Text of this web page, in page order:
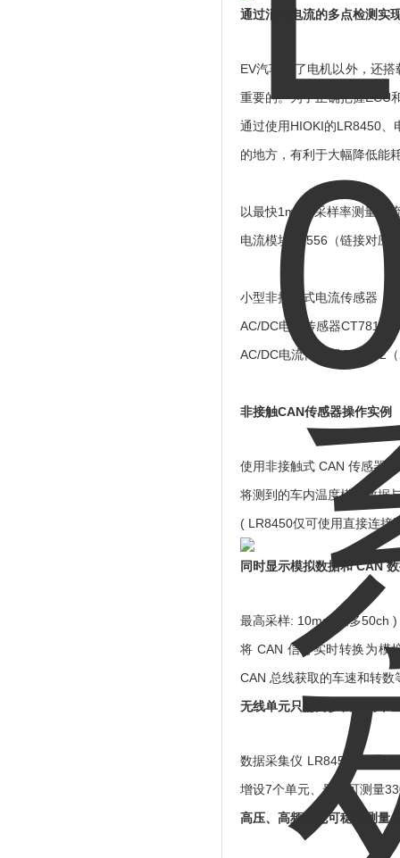
通过消耗电流的多点检测实
EV汽车除了电机以外，还
重要的。为了正确把握ECU
通过使用HIOKI的LR8450、
的地方，有利于大幅降低能
以最快1ms的采样率测量电
电流模块U8556（链接对应
小型非接触式电流传感器
AC/DC电流传感器CT7812
AC/DC电流传感器CT7822
非接触CAN传感器操作实例
使用非接触式 CAN 传感器
将测到的车内温度模拟数据
( LR8450仅可使用直接连接
同时显示模拟数据和 CAN
最高采样: 10ms (最多50ch )
将 CAN 信号实时转换为模
CAN 总线获取的车速和转数
无线单元只需两步就能简单
数据采集仪 LR8450-01通
增设7个单元、最多可测量
高压、高频下也可稳定测量